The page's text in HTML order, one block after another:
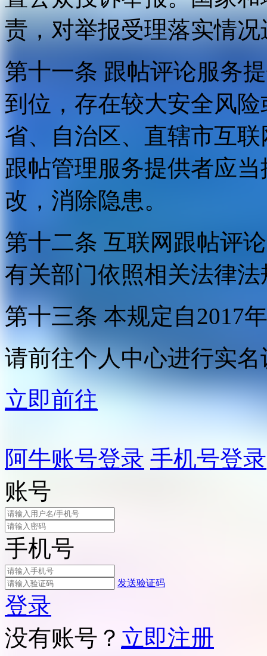
责，对举报受理落实情
第十一条 跟帖评论服务
到位，存在较大安全风
省、自治区、直辖市互
跟帖管理服务提供者应
改，消除隐患。
第十二条 互联网跟帖评
有关部门依照相关法律
第十三条 本规定自2017
请前往个人中心进行实名
立即前往
阿牛账号登录 手机号登录
账号
手机号
发送验证码
登录
没有账号？ 立即注册